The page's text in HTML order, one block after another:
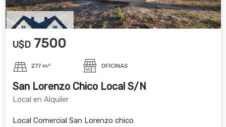
U$D 7500
277 m² OFICINAS
San Lorenzo Chico Local S/N
Local en Alquiler
Local Comercial San Lorenzo chico